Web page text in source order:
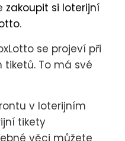
zakoupit si loterijní
.
se projeví při
To má své
v loterijním
tikety
věci můžete